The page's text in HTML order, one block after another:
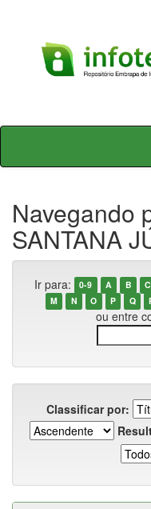
Skip
Navegando
SANTANA
Ir para: 0-9 A B C
M
N O P Q
ou entre
Classificar por: